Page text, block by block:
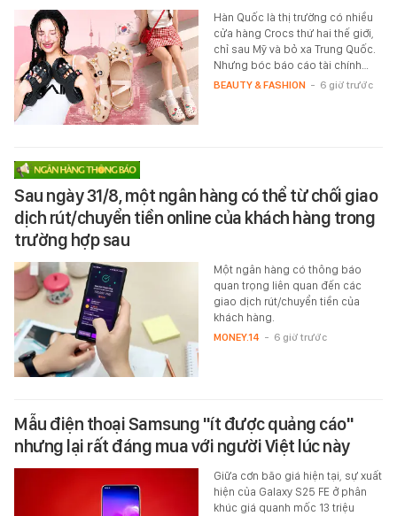
Hàn Quốc là thị trường có nhiều
cửa hàng Crocs thứ hai thế giới,
chỉ sau Mỹ và bỏ xa Trung Quốc.
Nhưng bóc báo cáo tài chính…
BEAUTY & FASHION - 6 giờ trước
Sau ngày 31/8, một ngân hàng có thể từ chối giao
dịch rút/chuyển tiền online của khách hàng trong
trường hợp sau
Một ngân hàng có thông báo
quan trọng liên quan đến các
giao dịch rút/chuyển tiền của
khách hàng.
MONEY.14 - 6 giờ trước
Mẫu điện thoại Samsung "ít được quảng cáo"
nhưng lại rất đáng mua với người Việt lúc này
Giữa cơn bão giá hiện tại, sự xuất
hiện của Galaxy S25 FE ở phân
khúc giá quanh mốc 13 triệu